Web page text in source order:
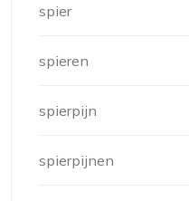
spier
spieren
spierpijn
spierpijnen